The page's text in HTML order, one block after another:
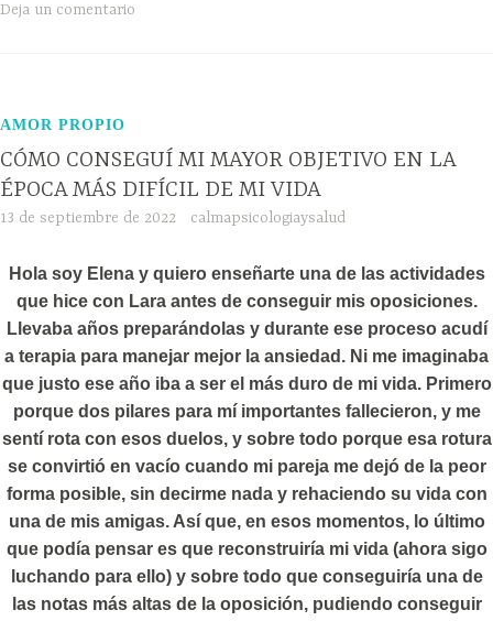
Deja un comentario
AMOR PROPIO
CÓMO CONSEGUÍ MI MAYOR OBJETIVO EN LA
ÉPOCA MÁS DIFÍCIL DE MI VIDA
13 de septiembre de 2022 calmapsicologiaysalud
Hola soy Elena y quiero enseñarte una de las actividades
que hice con Lara antes de conseguir mis oposiciones.
Llevaba años preparándolas y durante ese proceso acudí
a terapia para manejar mejor la ansiedad. Ni me imaginaba
que justo ese año iba a ser el más duro de mi vida. Primero
porque dos pilares para mí importantes fallecieron, y me
sentí rota con esos duelos, y sobre todo porque esa rotura
se convirtió en vacío cuando mi pareja me dejó de la peor
forma posible, sin decirme nada y rehaciendo su vida con
una de mis amigas. Así que, en esos momentos, lo último
que podía pensar es que reconstruiría mi vida (ahora sigo
luchando para ello) y sobre todo que conseguiría una de
las notas más altas de la oposición, pudiendo conseguir